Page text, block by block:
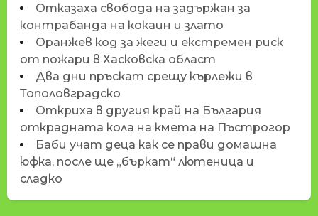
Отказаха свобода на задържан за
контрабанда на кокаин и злато
Оранжев код за жеги и екстремен риск
от пожари в Хасковска област
Два дни пръскат срещу кърлежи в
Тополовградско
Откриха в другия край на България
открадната кола на кмета на Пъстрогор
Баби учат деца как се прави домашна
юфка, после ще „бъркат“ лютеница и
сладко